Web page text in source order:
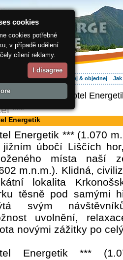
Ubytování Hledej & objednej
> Hotel
***
Energetik
Energetik *** (1.070
jižním úbočí Liščích
místa naší
m.n.m.). Klidná,
lokalita
těsně pod samými
svým
uvolnění,
novými zážitky po
Energetik ***
cookies
cookies potřebné
v případě udělení
cílení reklamy.
I disagree